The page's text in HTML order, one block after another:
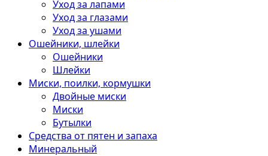
Уход за лапами
Уход за глазами
Уход за ушами
Ошейники, шлейки
Ошейники
Шлейки
Миски, поилки, кормушки
Двойные миски
Миски
Бутылки
Средства от пятен и запаха
Минеральный